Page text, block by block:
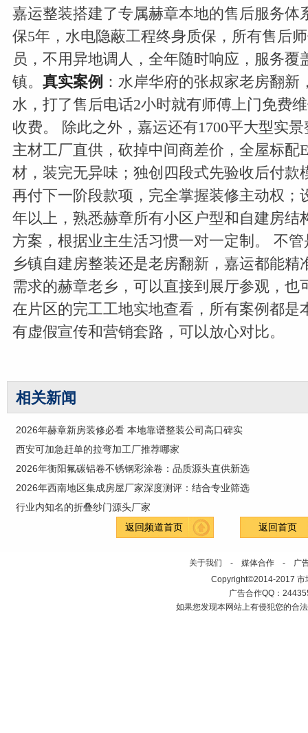
嘉运整装搭建了专属赫章本地的售后服务体
保5年，水电隐蔽工程终身质保，所有售后
员，不用异地调人，全年随时响应，服务覆
镇。 真实案例 ：水岸华府的张叔家老房翻新
水，打了售后电话2小时就有师傅上门免费
收费。 除此之外，嘉运还有1700平大型实
主材工厂直供，砍掉中间商差价，全屋标配
材，装完无异味；独创四段式先验收后付款
再付下一阶段款项，完全掌握装修主动权；
年以上，熟悉赫章所有小区户型和自建房结
方案，根据业主生活习惯一对一定制。 不
乡镇自建房整装还是老房翻新，嘉运都能精
需求的赫章老乡，可以直接到展厅参观，也
在片区的完工工地实地查看，所有案例都是
有虚假宣传和营销套路，可以放心对比。
相关新闻
2026年赫章新房装修必看 本地靠谱整装公司高口碑实
西安可加急赶单的拉弯加工厂推荐哪家
2026年衡阳氟碳铝卷不锈钢彩涂卷：品质源头直供新选
2026年西南地区集成房屋厂家深度测评：结合专业筛选
行业内知名的折叠纱门源头厂家
返回频道首页
返回首页
关于我们 - 媒体合作 - 广
Copyright©2014-2017 市
广告合作QQ：
如果您发现本网站上有侵犯您的合